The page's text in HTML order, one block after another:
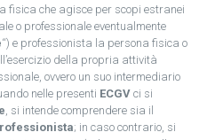
fisica che agisce per scopi estranei
o professionale eventualmente
“) e professionista la persona fisica o
della propria attività
ovvero un suo intermediario
nelle presenti ECGVci si
, si intende comprendere sia il
; in caso contrario, si